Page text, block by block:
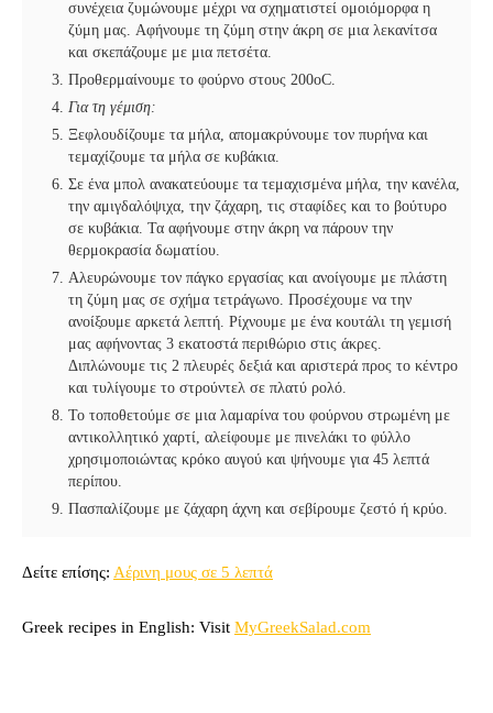
συνέχεια ζυμώνουμε μέχρι να σχηματιστεί ομοιόμορφα η
ζύμη μας. Αφήνουμε τη ζύμη στην άκρη σε μια λεκανίτσα
και σκεπάζουμε με μια πετσέτα.
Προθερμαίνουμε το φούρνο στους 200oC.
Για τη γέμιση:
Ξεφλουδίζουμε τα μήλα, απομακρύνουμε τον πυρήνα και
τεμαχίζουμε τα μήλα σε κυβάκια.
Σε ένα μπολ ανακατεύουμε τα τεμαχισμένα μήλα, την κανέλα,
την αμιγδαλόψιχα, την ζάχαρη, τις σταφίδες και το βούτυρο
σε κυβάκια. Τα αφήνουμε στην άκρη να πάρουν την
θερμοκρασία δωματίου.
Αλευρώνουμε τον πάγκο εργασίας και ανοίγουμε με πλάστη
τη ζύμη μας σε σχήμα τετράγωνο. Προσέχουμε να την
ανοίξουμε αρκετά λεπτή. Ρίχνουμε με ένα κουτάλι τη γεμισή
μας αφήνοντας 3 εκατοστά περιθώριο στις άκρες.
Διπλώνουμε τις 2 πλευρές δεξιά και αριστερά προς το κέντρο
και τυλίγουμε το στρούντελ σε πλατύ ρολό.
Το τοποθετούμε σε μια λαμαρίνα του φούρνου στρωμένη με
αντικολλητικό χαρτί, αλείφουμε με πινελάκι το φύλλο
χρησιμοποιώντας κρόκο αυγού και ψήνουμε για 45 λεπτά
περίπου.
Πασπαλίζουμε με ζάχαρη άχνη και σεβίρουμε ζεστό ή κρύο.
Δείτε επίσης: Αέρινη μους σε 5 λεπτά
Greek recipes in English: Visit MyGreekSalad.com